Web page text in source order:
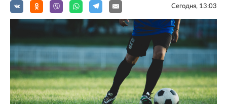
Сегодня, 13:03